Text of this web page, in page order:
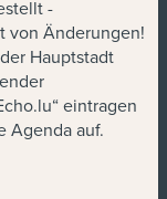
-
von Änderungen!
Hauptstadt
eintragen
Agenda auf.